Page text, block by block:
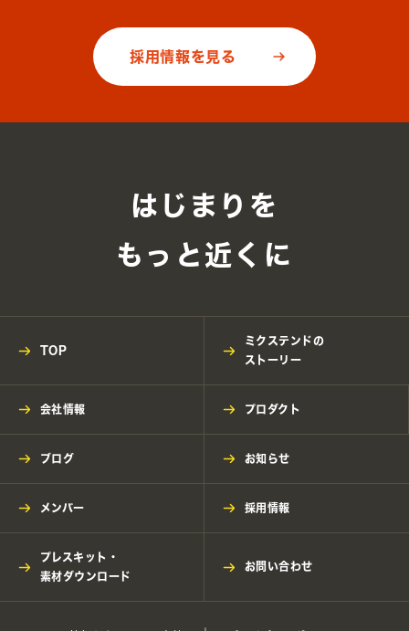
採用情報を見る
はじまりを
もっと近くに
TOP
ミクステンドの
ストーリー
会社情報 プロダクト
ブログ お知らせ
メンバー 採用情報
プレスキット・
素材ダウンロード
お問い合わせ